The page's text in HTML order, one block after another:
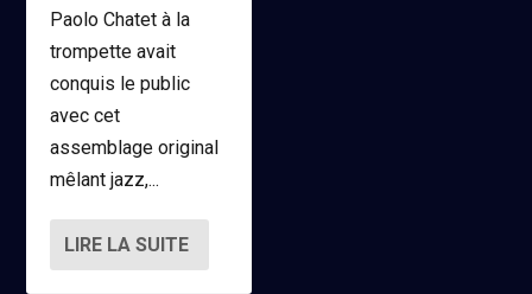
Paolo Chatet à la
trompette avait
conquis le public
avec cet
assemblage original
mêlant jazz,...
LIRE LA SUITE